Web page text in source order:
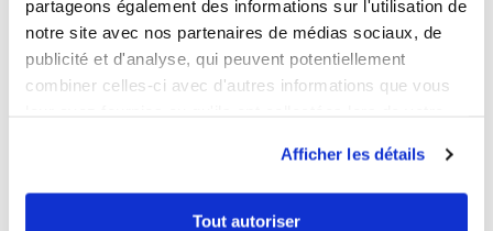
partageons également des informations sur l'utilisation de
notre site avec nos partenaires de médias sociaux, de
publicité et d'analyse, qui peuvent potentiellement
combiner celles-ci avec d'autres informations que vous
Afficher les détails
Tout autoriser
100 gramme(s)purée pabana
1 feuille(s)de gélatine